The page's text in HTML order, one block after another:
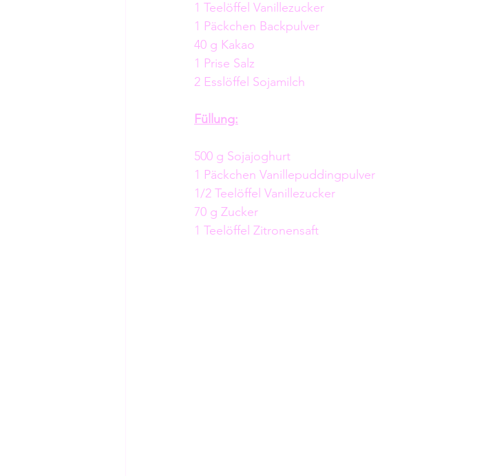
1 Teelöffel Vanillezucker
1 Päckchen Backpulver
40 g Kakao
1 Prise Salz
2 Esslöffel Sojamilch
Füllung:
500 g Sojajoghurt
1 Päckchen Vanillepuddingpulver
1/2 Teelöffel Vanillezucker
70 g Zucker
1 Teelöffel Zitronensaft